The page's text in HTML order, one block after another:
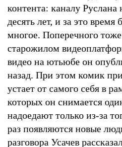
контента: каналу Руслана
десять лет, и за это время
многое. Поперечного
старожилом
видео на ютьюбе он
назад. При этом комик
устает от самого себя в
которых он снимается
надоедают только из-за
раз появляются новые
разговора Усачев